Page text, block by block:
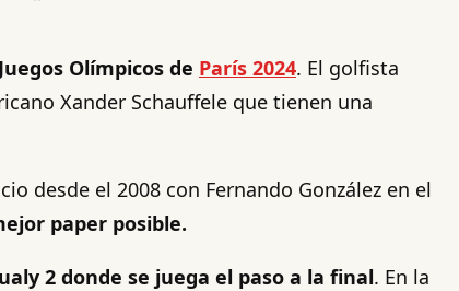
Olímpicos de París 2024. El golfista
Xander Schauffele que tienen una
desde el 2008 con Fernando González en el
paper posible.
2 donde se juega el paso a la final. En la